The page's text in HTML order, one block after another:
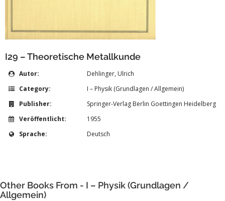
I29 – Theoretische Metallkunde
Autor:
Dehlinger, Ulrich
Category:
I – Physik (Grundlagen / Allgemein)
Publisher:
Springer-Verlag Berlin Goettingen Heidelberg
Veröffentlicht:
1955
Sprache:
Deutsch
Other Books From - I – Physik (Grundlagen /
Allgemein)